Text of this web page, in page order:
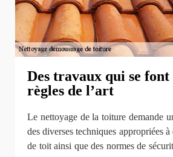
Des travaux qui se font
règles de l’art
Le nettoyage de la toiture demande
des diverses techniques appropriées
de toit ainsi que des normes de